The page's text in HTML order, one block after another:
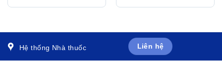
Hệ thống Nhà thuốc Liên hệ